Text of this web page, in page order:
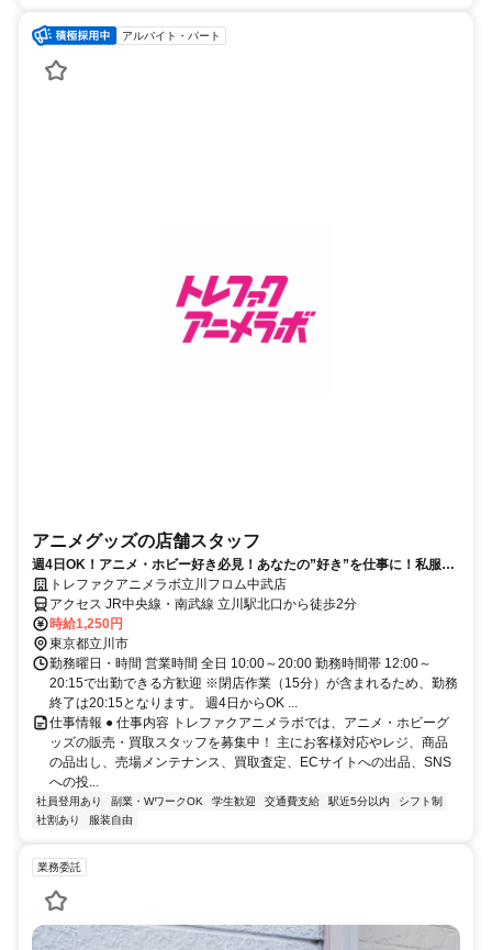
アルバイト・パート
アニメグッズの店舗スタッフ
週4日OK！アニメ・ホビー好き必見！あなたの”好き”を仕事に！私服勤
務・髪色自由◎
トレファクアニメラボ立川フロム中武店
アクセス JR中央線・南武線 立川駅北口から徒歩2分
時給1,250円
東京都立川市
勤務曜日・時間 営業時間 全日 10:00～20:00 勤務時間帯 12:00～
20:15で出勤できる方歓迎 ※閉店作業（15分）が含まれるため、勤務
終了は20:15となります。 週4日からOK ...
仕事情報 ● 仕事内容 トレファクアニメラボでは、アニメ・ホビーグ
ッズの販売・買取スタッフを募集中！ 主にお客様対応やレジ、商品
の品出し、売場メンテナンス、買取査定、ECサイトへの出品、SNS
への投...
社員登用あり 副業・WワークOK 学生歓迎 交通費支給 駅近5分以内
シフト制
社割あり
服装自由
業務委託